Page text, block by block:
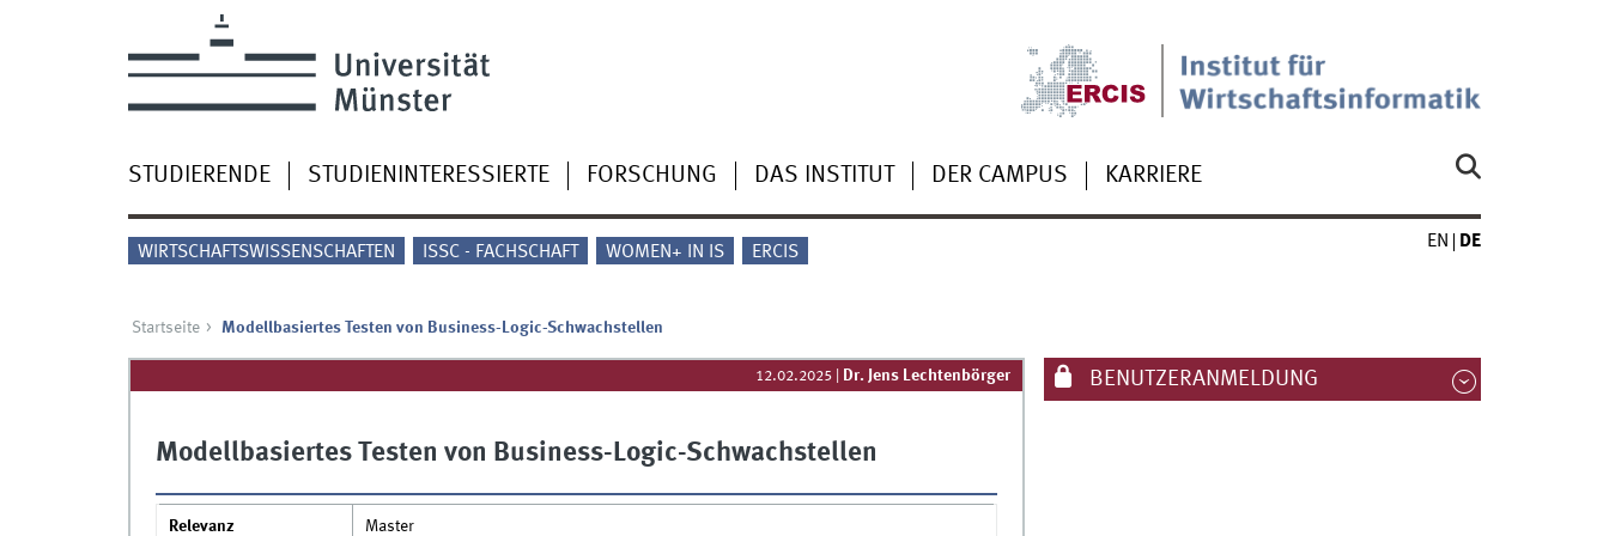
STUDIERENDE STUDIENINTERESSIERTE FORSCHUNG DAS INSTITUT DER CAMPUS KARRIERE
WIRTSCHAFTSWISSENSCHAFTEN ISSC - FACHSCHAFT WOMEN+ IN IS ERCIS
EN DE
Startseite Modellbasiertes Testen von Business-Logic-Schwachstellen
12.02.2025 Dr. Jens Lechtenbörger
Modellbasiertes Testen von Business-Logic-Schwachstellen
Relevanz Master
BENUTZERANMELDUNG